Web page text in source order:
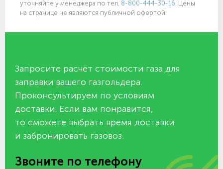
уточняйте у менеджера по тел. 8-800-444-30-16 . Цены
на странице не являются публичной офертой.
Запросите расчёт стоимости газа для
заправки вашего газгольдера.
Проконсультируем по условиям
доставки. Если вам понравится,
то сможете выбрать время доставки
и забронировать газовоз.
Звоните по телефону